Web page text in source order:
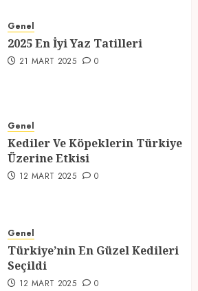
21 MART 2025
Üzerine Etkisi
12 MART 2025 0
Seçildi
12 MART 2025 0
Genel
2025 En İyi Yaz Tatilleri
21 MART 2025 0
Genel
Kediler Ve Köpeklerin Türkiye
Üzerine Etkisi
12 MART 2025 0
Genel
Türkiye’nin En Güzel Kedileri
Seçildi
12 MART 2025 0